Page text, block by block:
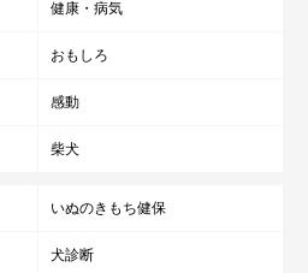
健康・病気
おもしろ
感動
柴犬
いぬのきもち健保
犬診断